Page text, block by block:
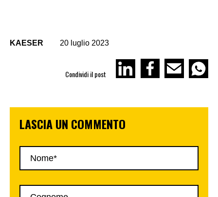
KAESER 20 luglio 2023
Condividi il post
LASCIA UN COMMENTO